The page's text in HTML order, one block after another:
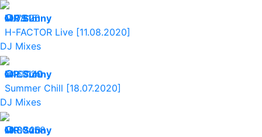
11.08.20
7915
MR.Sunny
H-FACTOR Live [11.08.2020]
DJ Mixes
24.07.20
67140
MR.Sunny
Summer Chill [18.07.2020]
DJ Mixes
19.07.20
80458
MR.Sunny